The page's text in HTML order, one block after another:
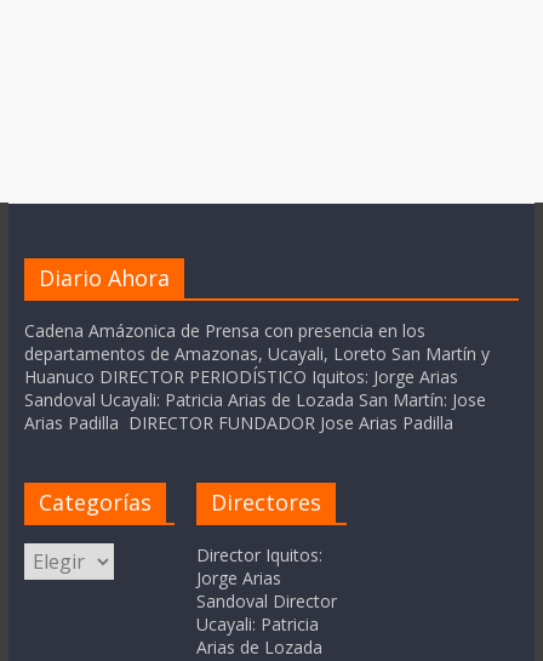
Diario Ahora
Cadena Amázonica de Prensa con presencia en los
departamentos de Amazonas, Ucayali, Loreto San Martín y
Huanuco DIRECTOR PERIODÍSTICO Iquitos: Jorge Arias
Sandoval Ucayali: Patricia Arias de Lozada San Martín: Jose
Arias Padilla DIRECTOR FUNDADOR Jose Arias Padilla
Categorías
Categorías
Directores
Director Iquitos:
Jorge Arias
Sandoval Director
Ucayali: Patricia
Arias de Lozada